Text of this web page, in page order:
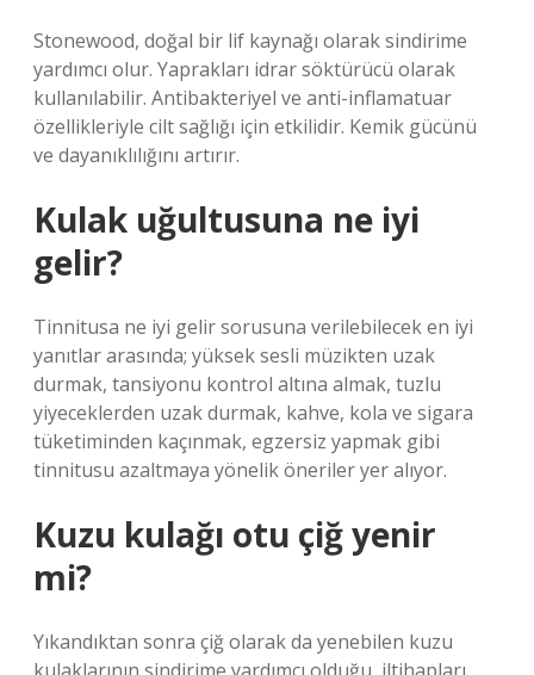
Stonewood, doğal bir lif kaynağı olarak sindirime
yardımcı olur. Yaprakları idrar söktürücü olarak
kullanılabilir. Antibakteriyel ve anti-inflamatuar
özellikleriyle cilt sağlığı için etkilidir. Kemik gücünü
ve dayanıklılığını artırır.
Kulak uğultusuna ne iyi
gelir?
Tinnitusa ne iyi gelir sorusuna verilebilecek en iyi
yanıtlar arasında; yüksek sesli müzikten uzak
durmak, tansiyonu kontrol altına almak, tuzlu
yiyeceklerden uzak durmak, kahve, kola ve sigara
tüketiminden kaçınmak, egzersiz yapmak gibi
tinnitusu azaltmaya yönelik öneriler yer alıyor.
Kuzu kulağı otu çiğ yenir
mi?
Yıkandıktan sonra çiğ olarak da yenebilen kuzu